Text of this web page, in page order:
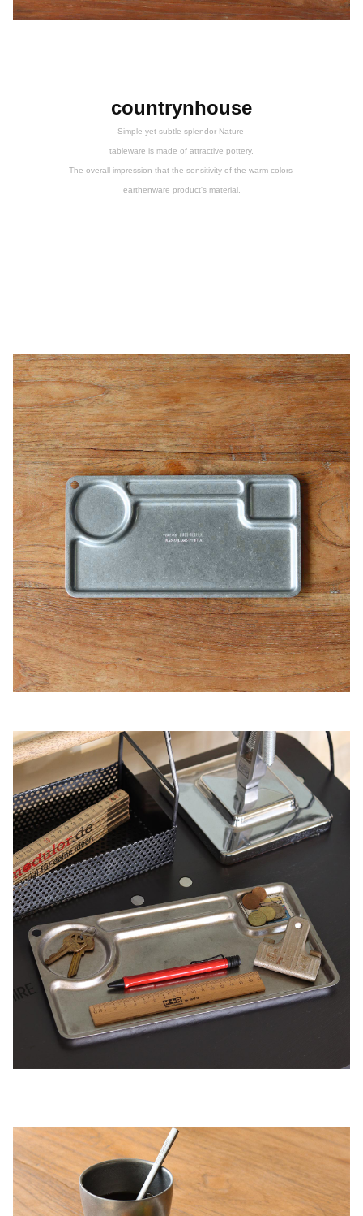
countrynhouse
Simple yet subtle splendor Nature
tableware is made of attractive pottery.
The overall impression that the sensitivity of the warm colors
earthenware product's material,